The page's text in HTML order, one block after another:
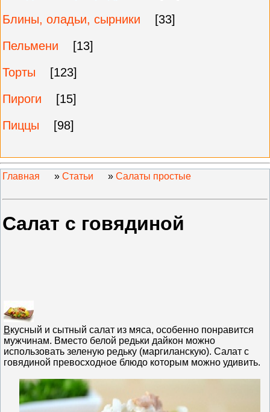
Блины, оладьи, сырники
[33]
Пельмени
[13]
Торты
[123]
Пироги
[15]
Пиццы
[98]
Главная » Статьи » Салаты простые
Салат с говядиной
Вкусный и сытный салат из мяса, особенно понравится
мужчинам. Вместо белой редьки дайкон можно
использовать зеленую редьку (маргиланскую). Салат с
говядиной превосходное блюдо которым можно удивить.